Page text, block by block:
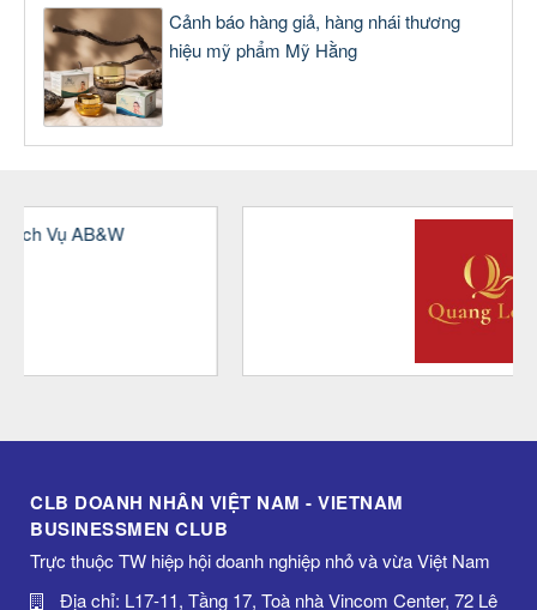
Cảnh báo hàng giả, hàng nhái thương
hiệu mỹ phẩm Mỹ Hằng
CLB DOANH NHÂN VIỆT NAM - VIETNAM
BUSINESSMEN CLUB
Trực thuộc TW hiệp hội doanh nghiệp nhỏ và vừa Việt Nam
Địa chỉ: L17-11, Tầng 17, Toà nhà Vincom Center, 72 Lê